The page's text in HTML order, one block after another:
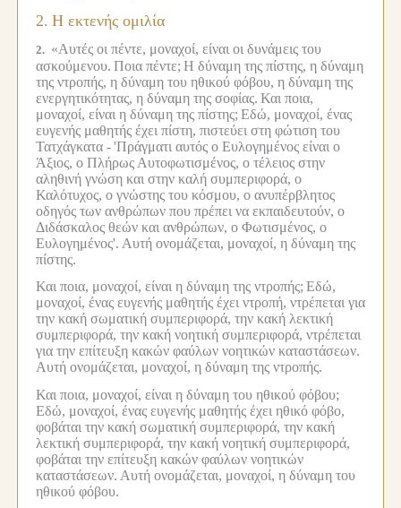
2. Η εκτενής ομιλία
2. «Αυτές οι πέντε, μοναχοί, είναι οι δυνάμεις του
ασκούμενου. Ποια πέντε; Η δύναμη της πίστης, η δύναμη
της ντροπής, η δύναμη του ηθικού φόβου, η δύναμη της
ενεργητικότητας, η δύναμη της σοφίας. Και ποια,
μοναχοί, είναι η δύναμη της πίστης; Εδώ, μοναχοί, ένας
ευγενής μαθητής έχει πίστη, πιστεύει στη φώτιση του
Τατχάγκατα -'Πράγματι αυτός ο Ευλογημένος είναι ο
Άξιος, ο Πλήρως Αυτοφωτισμένος, ο τέλειος στην
αληθινή γνώση και στην καλή συμπεριφορά, ο
Καλότυχος, ο γνώστης του κόσμου, ο ανυπέρβλητος
οδηγός των ανθρώπων που πρέπει να εκπαιδευτούν, ο
Διδάσκαλος θεών και ανθρώπων, ο Φωτισμένος, ο
Ευλογημένος'. Αυτή ονομάζεται, μοναχοί, η δύναμη της
πίστης.
Και ποια, μοναχοί, είναι η δύναμη της ντροπής; Εδώ,
μοναχοί, ένας ευγενής μαθητής έχει ντροπή, ντρέπεται για
την κακή σωματική συμπεριφορά, την κακή λεκτική
συμπεριφορά, την κακή νοητική συμπεριφορά, ντρέπεται
για την επίτευξη κακών φαύλων νοητικών καταστάσεων.
Αυτή ονομάζεται, μοναχοί, η δύναμη της ντροπής.
Και ποια, μοναχοί, είναι η δύναμη του ηθικού φόβου;
Εδώ, μοναχοί, ένας ευγενής μαθητής έχει ηθικό φόβο,
φοβάται την κακή σωματική συμπεριφορά, την κακή
λεκτική συμπεριφορά, την κακή νοητική συμπεριφορά,
φοβάται την επίτευξη κακών φαύλων νοητικών
καταστάσεων. Αυτή ονομάζεται, μοναχοί, η δύναμη του
ηθικού φόβου.